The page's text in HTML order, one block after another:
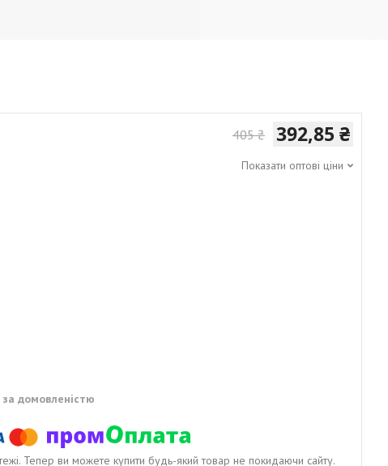
405 ₴ 392,85 ₴
Показати оптові ціни
за домовленістю
Тепер ви можете купити будь-який товар не покидаючи сайту.